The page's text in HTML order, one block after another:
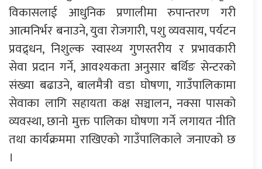
विकासलाई आधुनिक प्रणालीमा रुपान्तरण गरी
आत्मनिर्भर बनाउने, युवा रोजगारी, पशु व्यवसाय, पर्यटन
प्रवद्र्धन, निशुल्क स्वास्थ्य गुणस्तरीय र प्रभावकारी
सेवा प्रदान गर्ने, आवश्यकता अनुसार बर्थिङ सेन्टरको
संख्या बढाउने, बालमैत्री वडा घोषणा, गाउँपालिकामा
सेवाका लागि सहायता कक्ष सञ्चालन, नक्सा पासको
व्यवस्था, छानो मुक्त पालिका घोषणा गर्ने लगायत नीति
तथा कार्यक्रममा राखिएको गाउँपालिकाले जनाएको छ
।